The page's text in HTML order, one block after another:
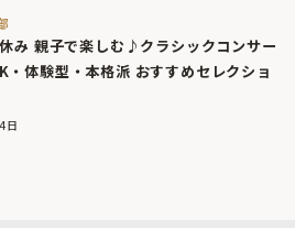
み 親子で楽しむ♪クラシックコンサー
・体験型・本格派 おすすめセレクショ
日